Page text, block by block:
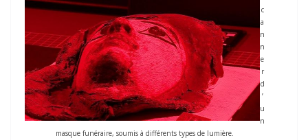
c
a
n
n
e
r
d
’
u
n
masque funéraire, soumis à différents types de lumière.